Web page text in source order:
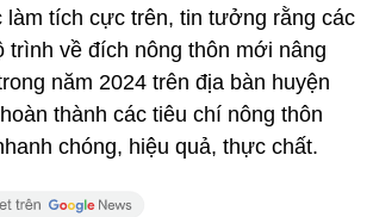
làm tích cực trên, tin tưởng rằng các
trình về đích nông thôn mới nâng
năm 2024 trên địa bàn huyện
thành các tiêu chí nông thôn
chóng, hiệu quả, thực chất.